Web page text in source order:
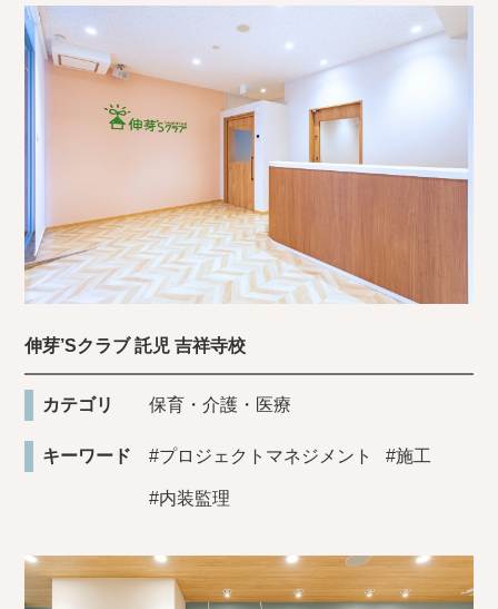
伸芽’Sクラブ 託児 吉祥寺校
カテゴリ 保育・介護・医療
キーワード #プロジェクトマネジメント #施工
#内装監理